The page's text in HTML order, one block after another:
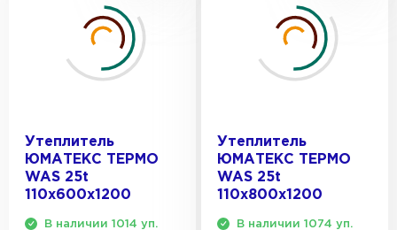
Утеплитель
ЮМАТЕКС ТЕРМО
WAS 25t
110х600х1200
В наличии 1014 уп.
Утеплитель
ЮМАТЕКС ТЕРМО
WAS 25t
110х800х1200
В наличии 1074 уп.